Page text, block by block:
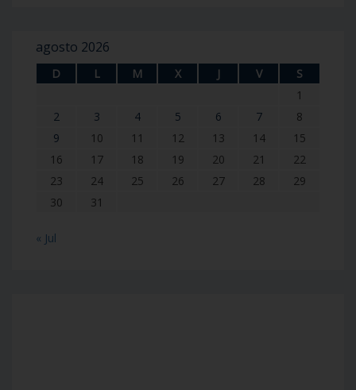
agosto 2026
D L M X J V
S
1
2
3 4 5 6 7
8
9
10 11 12 13 14
15
16
17 18 19 20 21
22
23
24 25 26 27 28
29
30
31
« Jul